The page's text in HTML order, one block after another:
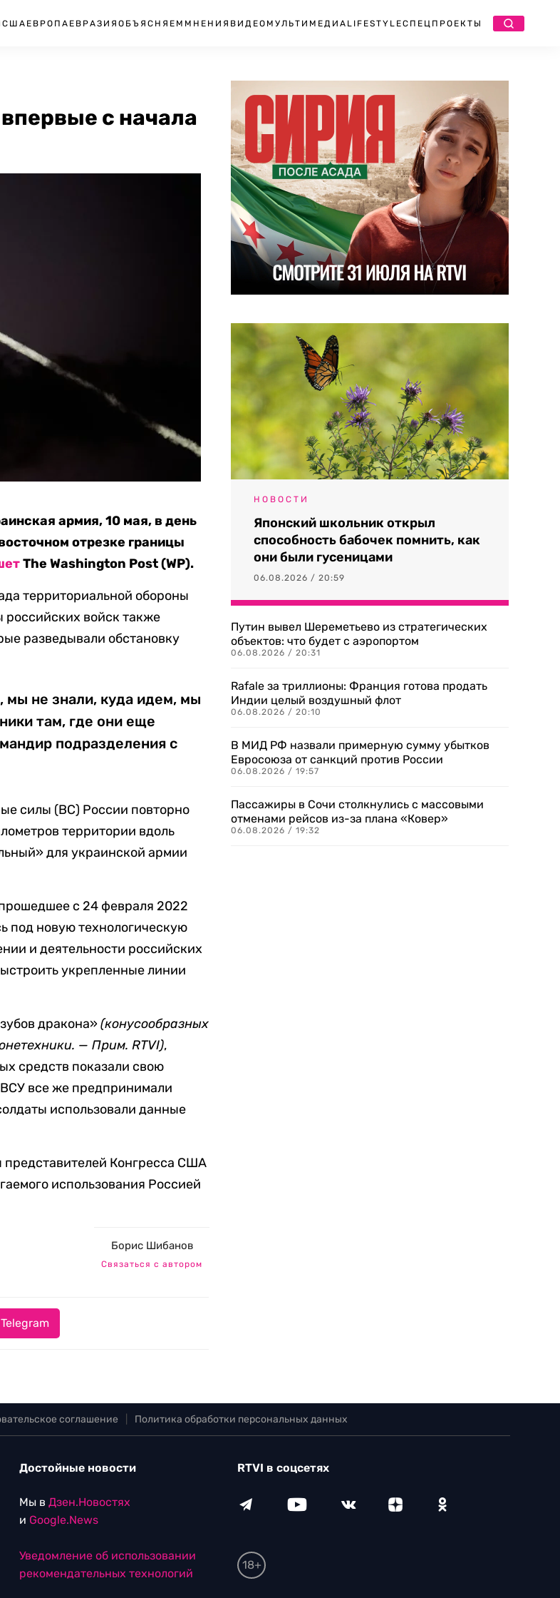
США ЕВРОПА ЕВРАЗИЯ ОБЪЯСНЯЕМ МНЕНИЯ ВИДЕО МУЛЬТИМЕДИА LIFESTYLEСПЕЦПРОЕКТЫ
с начала
армия, 10 мая, в день
отрезке границы
The Washington Post (WP).
территориальной обороны
войск также
разведывали обстановку
не знали, куда идем, мы
там, где они еще
подразделения с
силы (ВС) России повторно
территории вдоль
для украинской армии
с 24 февраля 2022
под новую технологическую
и деятельности российских
укрепленные линии
дракона»(конусообразных
— Прим. RTVI),
средств показали свою
все же предпринимали
использовали данные
представителей Конгресса США
использования Россией
Борис Шибанов
Связаться с автором
НОВОСТИ
Японский школьник открыл
способность бабочек помнить, как
они были гусеницами
06.08.2026 / 20:59
Путин вывел Шереметьево из стратегических
объектов: что будет с аэропортом
06.08.2026 / 20:31
Rafale за триллионы: Франция готова продать
Индии целый воздушный флот
06.08.2026 / 20:10
В МИД РФ назвали примерную сумму убытков
Евросоюза от санкций против России
06.08.2026 / 19:57
Пассажиры в Сочи столкнулись с массовыми
отменами рейсов из-за плана «Ковер»
06.08.2026 / 19:32
соглашение Политика обработки персональных данных
Достойные новости
Мы в Дзен.Новостях
и Google.News
Уведомление об использовании
рекомендательных технологий
RTVI в соцсетях
18+